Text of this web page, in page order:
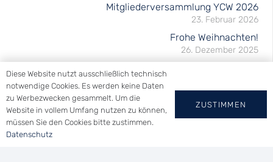
Mitgliederversammlung YCW 2026
23. Februar 2026
Frohe Weihnachten!
26. Dezember 2025
Diese Website nutzt ausschließlich technisch
notwendige Cookies. Es werden keine Daten
zu Werbezwecken gesammelt. Um die
Website in vollem Umfang nutzen zu können,
müssen Sie den Cookies bitte zustimmen.
Datenschutz
ZUSTIMMEN